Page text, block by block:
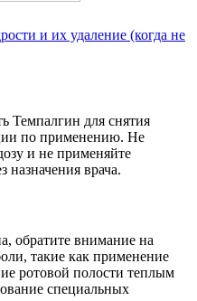
и их удаление (когда не
Темпалгин для снятия
по применению. Не
и не применяйте
назначения врача.
обратите внимание на
такие как применение
ротовой полости теплым
специальных